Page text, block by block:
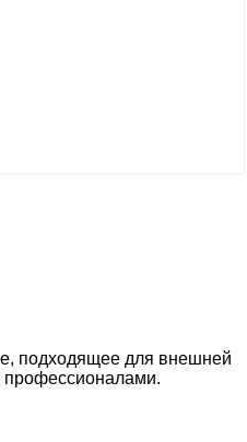
подходящее для внешней
профессионалами.